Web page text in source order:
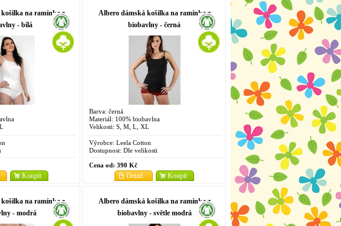
na ramínka z
- bílá
Koupit
Albero dámská košilka na ramínka z
biobavlny - černá
Barva: černá
Materiál: 100% biobavlna
Velikosti: S, M, L, XL
Výrobce: Leela Cotton
Dostupnost: Dle velikosti
Cena od: 390 Kč
Koupit
Detail
na ramínka z
- modrá
Albero dámská košilka na ramínka z
biobavlny - světle modrá